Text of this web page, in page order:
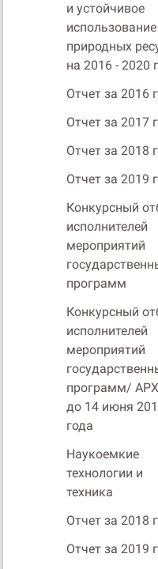
и устойчивое
использование
природных
на 2016 - 2020
Отчет за 2016
Отчет за 2017
Отчет за 2018
Отчет за 2019
Конкурсный
исполнителей
мероприятий
программ
Конкурсный
исполнителей
мероприятий
программ/
до 14 июня
года
Наукоемкие
технологии и
техника
Отчет за 2018
Отчет за 2019